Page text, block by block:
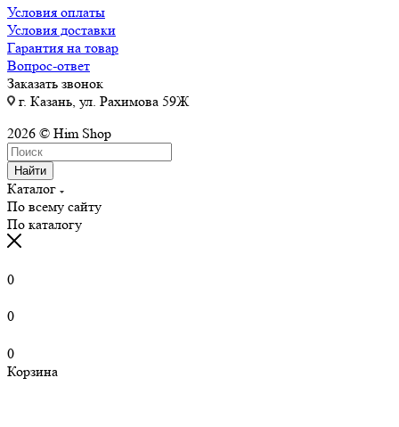
Условия оплаты
Условия доставки
Гарантия на товар
Вопрос-ответ
Заказать звонок
г. Казань, ул. Рахимова 59Ж
2026 © Him Shop
Найти
Каталог
По всему сайту
По каталогу
0
0
0
Корзина